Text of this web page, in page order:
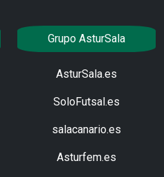
Grupo AsturSala
AsturSala.es
SoloFutsal.es
salacanario.es
Asturfem.es